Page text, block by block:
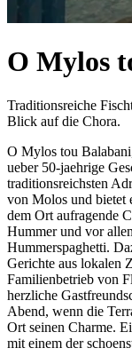
O Mylos
Traditionsreiche
Blick auf die Chora.
O Mylos tou
ueber 50-jaehrige
traditionsreichsten
von Molos und bietet
dem Ort aufragende
Hummer und vor
Hummerspaghetti.
Gerichte aus lokalen
Familienbetrieb von
herzliche
Abend, wenn die
Ort seinen Charme.
mit einem der